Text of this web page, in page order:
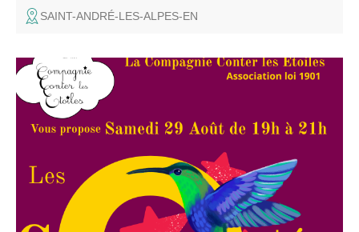
SAINT-ANDRÉ-LES-ALPES-EN
La Compagnie Conter les Etoiles invite 4 amies conteuses
et complices à venir partager leurs contes avec vous,
pour votre plus grand plaisir et celui de vos enfants.